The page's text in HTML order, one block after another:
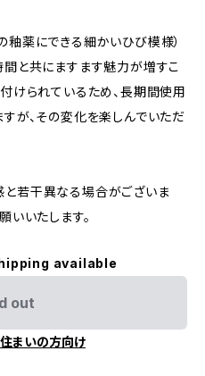
薬にできる細かいひび模様）
間と共にますます魅力が増すこ
けられているため、長期間使用
が、その変化を楽しんでいただ
若干異なる場合がございま
いいたします。
available
out
まいの方向け